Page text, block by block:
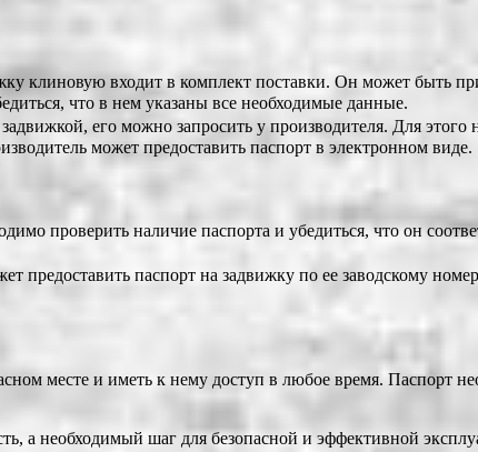
клиновую входит в комплект поставки. Он может быть
что в нем указаны все необходимые данные.
задвижкой, его можно запросить у производителя. Для
может предоставить паспорт в электронном виде.
проверить наличие паспорта и убедиться, что он
предоставить паспорт на задвижку по ее заводскому
месте и иметь к нему доступ в любое время. Паспорт
а необходимый шаг для безопасной и эффективной